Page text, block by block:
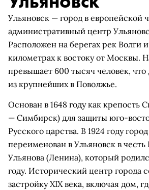
Ульяновск — город в европейской
административный центр
Расположен на берегах рек Волги
километрах к востоку от Москвы.
превышает 600 тысяч человек, что
из крупнейших в Поволжье.
Основан в 1648 году как крепость
— Симбирск) для защиты юго-
Русского царства. В 1924 году
переименован в Ульяновск в
Ульянова (Ленина), который
году. Исторический центр города
застройку XIX века, включая дом,